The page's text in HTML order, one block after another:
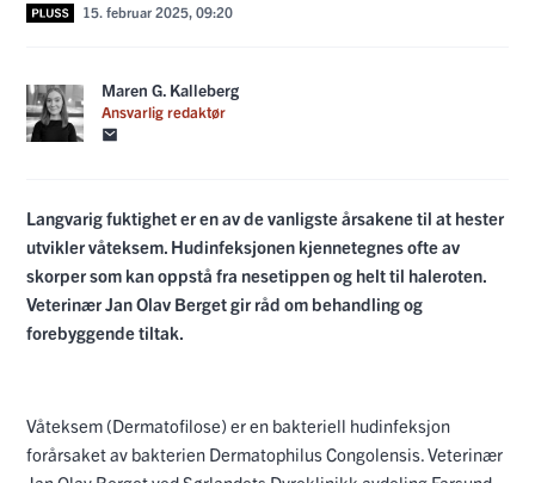
15. februar 2025, 09:20
Maren G. Kalleberg
Ansvarlig redaktør
Langvarig fuktighet er en av de vanligste årsakene til at hester
utvikler våteksem. Hudinfeksjonen kjennetegnes ofte av
skorper som kan oppstå fra nesetippen og helt til haleroten.
Veterinær Jan Olav Berget gir råd om behandling og
forebyggende tiltak.
Våteksem (Dermatofilose) er en bakteriell hudinfeksjon
forårsaket av bakterien Dermatophilus Congolensis. Veterinær